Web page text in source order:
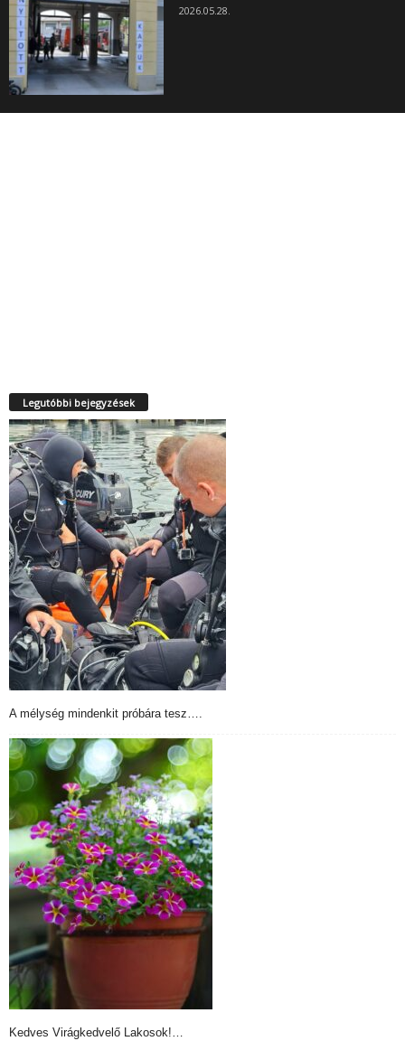
2026.05.28.
Legutóbbi bejegyzések
A mélység mindenkit próbára tesz….
Kedves Virágkedvelő Lakosok!…